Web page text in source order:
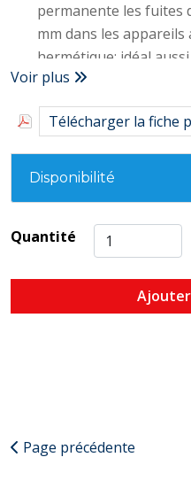
permanente les fuites
mm dans les appareils
hermétique; idéal
préventives
SPÉCIFIQUE pour gaz
R134a
EFFICACE à la fois
et en métal du système
FACILE À UTILISER:
mL, garantit une
Voir plus
Télécharger la fiche
Disponibilité
Quantité
Page précédente